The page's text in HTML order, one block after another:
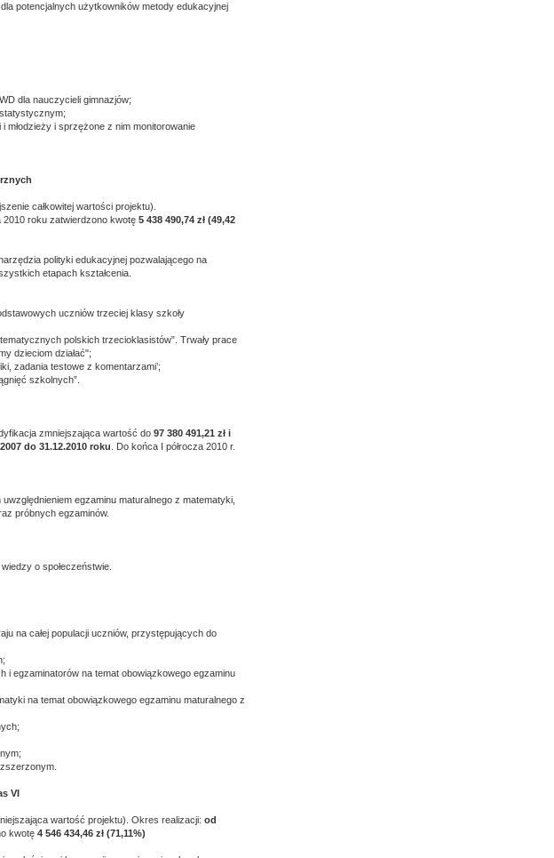
potencjalnych użytkowników metody edukacyjnej
dla nauczycieli gimnazjów;
młodzieży i sprzężone z nim monitorowanie
całkowitej wartości projektu).
2010 roku zatwierdzono kwotę 5 438 490,74 zł (49,42
polityki edukacyjnej pozwalającego na
etapach kształcenia.
uczniów trzeciej klasy szkoły
polskich trzecioklasistów”. Trwały prace
dzieciom działać";
zadania testowe z komentarzami’;
szkolnych”.
zmniejszająca wartość do 97 380 491,21 zł i
do 31.12.2010 roku . Do końca I półrocza 2010 r.
egzaminu maturalnego z matematyki,
próbnych egzaminów.
o społeczeństwie.
na całej populacji uczniów, przystępujących do
egzaminatorów na temat obowiązkowego egzaminu
na temat obowiązkowego egzaminu maturalnego z
VI
wartość projektu). Okres realizacji: od
kwotę 4 546 434,46 zł (71,11%)